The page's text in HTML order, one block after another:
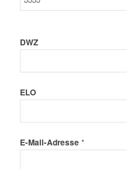
DWZ
ELO
E-Mail-Adresse *